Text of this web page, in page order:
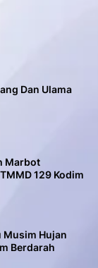
Dan Ulama
Marbot
129 Kodim
Musim Hujan
Berdarah